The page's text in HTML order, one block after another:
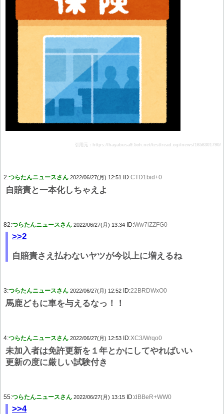
引用元：https://hayabusa9.5ch.net/test/read.cgi/news/1656301790/
2:つらたんニュースさん 2022/06/27(月) 12:51 ID:CTD1bid+0
自賠責と一本化しちゃえよ
82:つらたんニュースさん 2022/06/27(月) 13:34 ID:Ww7lZZFG0
>>2
自賠責さえ払わないヤツが今以上に増えるね
3:つらたんニュースさん 2022/06/27(月) 12:52 ID:22BRDWxO0
馬鹿どもに車を与えるなっ！！
4:つらたんニュースさん 2022/06/27(月) 12:53 ID:XC3/Wrqo0
未加入者は免許更新を１年とかにしてやればいい
更新の度に厳しい試験付き
55:つらたんニュースさん 2022/06/27(月) 13:15 ID:dBBeR+WW0
>>4